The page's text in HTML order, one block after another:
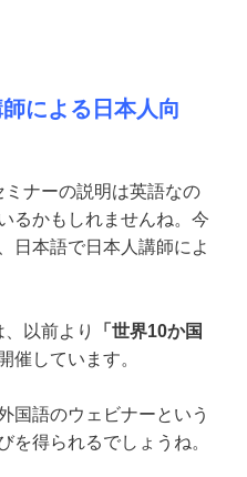
による日本人向
ナーの説明は英語なの
るかもしれませんね。今
日本語で日本人講師によ
以前より
「世界10か国
催しています。
国語のウェビナーという
を得られるでしょうね。